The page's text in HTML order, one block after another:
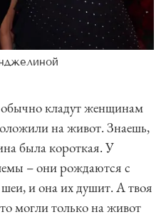
кладут женщинам
на живот. Знаешь,
была короткая. У
– они рождаются с
и она их душит. А твоя
могли только на живот